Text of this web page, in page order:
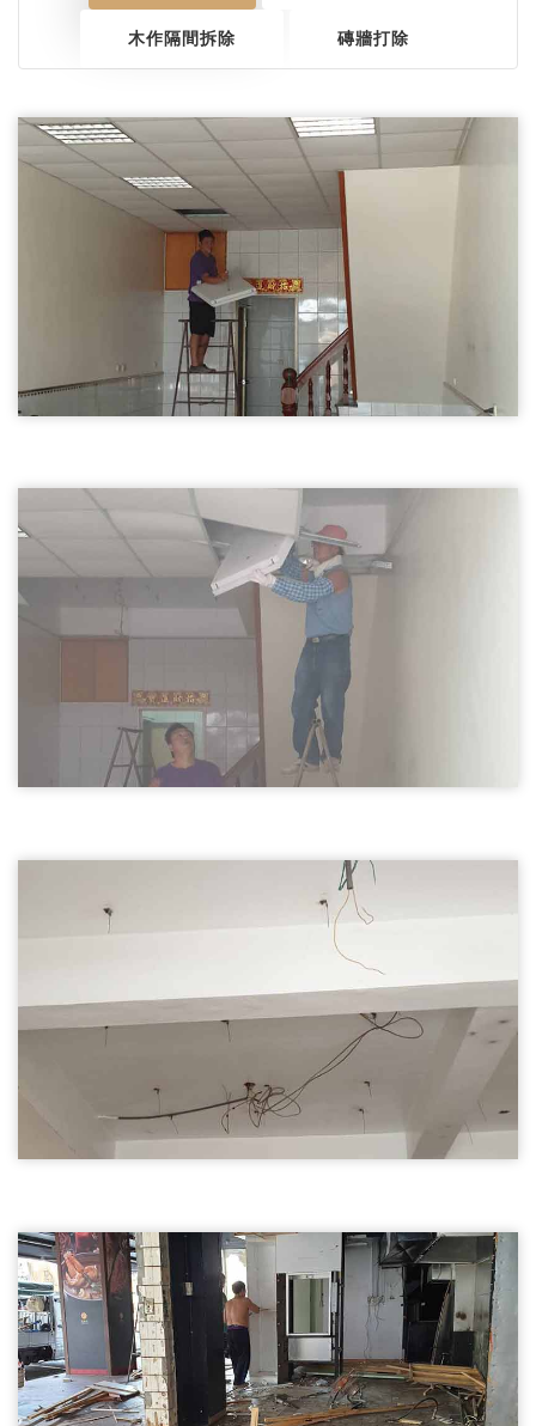
木作隔間拆除 磚牆打除
新竹拆除天花板,輕鋼架天花板拆除
新竹拆除天花板
新竹拆除天花板,輕鋼架天花板拆除
新竹拆除天花板
新竹拆除天花板,輕鋼架天花板拆除
新竹拆除天花板